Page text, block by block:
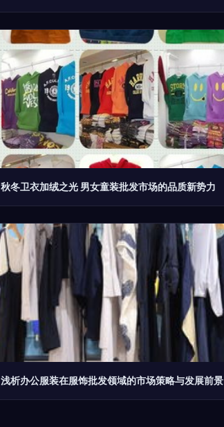
秋冬卫衣加绒之光 男女童装批发市场的品质新势力
浅析办公服装在服饰批发领域的市场策略与发展前景